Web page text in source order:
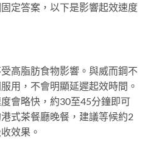
定答案，以下是影響起效速度
高脂肪食物影響。與威而鋼不
用，不會明顯延遲起效時間。
會略快，約30至45分鐘即可
式茶餐廳晚餐，建議等候約2
效果。